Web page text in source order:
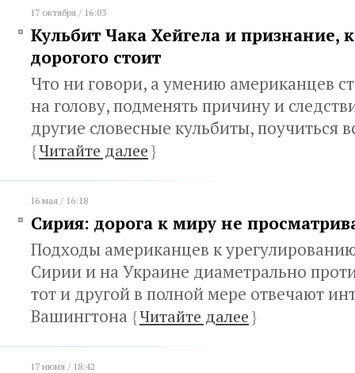
17 октября / 16:03
Кульбит Чака Хейгела и признание,
дорогого стоит
Что ни говори, а умению американцев
на голову, подменять причину и
другие словесные кульбиты, поучиться
{Читайте далее}
16 мая / 16:18
Сирия: дорога к миру не
Подходы американцев к
Сирии и на Украине диаметрально
тот и другой в полной мере отвечают
Вашингтона {Читайте далее}
17 июня / 18:42